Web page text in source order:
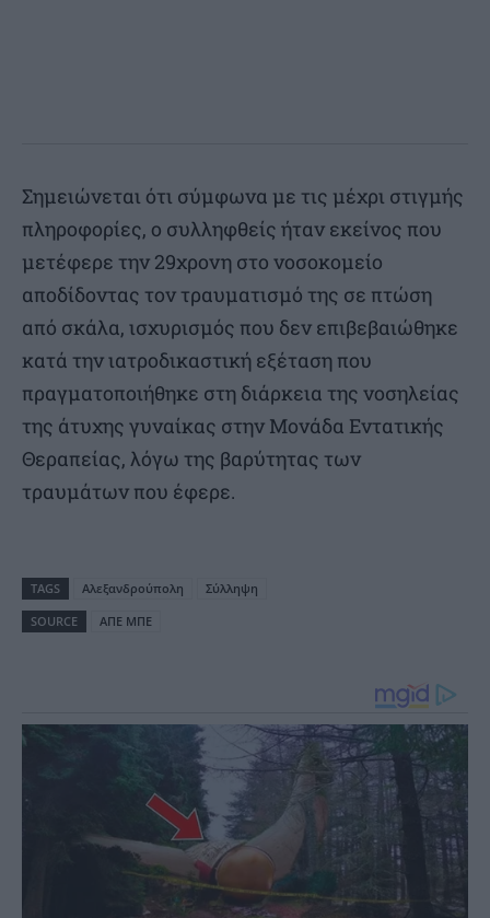
Σημειώνεται ότι σύμφωνα με τις μέχρι στιγμής
πληροφορίες, ο συλληφθείς ήταν εκείνος που
μετέφερε την 29χρονη στο νοσοκομείο
αποδίδοντας τον τραυματισμό της σε πτώση
από σκάλα, ισχυρισμός που δεν επιβεβαιώθηκε
κατά την ιατροδικαστική εξέταση που
πραγματοποιήθηκε στη διάρκεια της νοσηλείας
της άτυχης γυναίκας στην Μονάδα Εντατικής
Θεραπείας, λόγω της βαρύτητας των
τραυμάτων που έφερε.
TAGS Αλεξανδρούπολη
Σύλληψη
SOURCE
ΑΠΕ ΜΠΕ